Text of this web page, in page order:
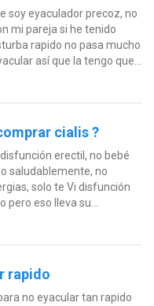
soy eyaculador precoz, no
mi pareja si he tenido
rapido no pasa mucho
así que la tengo que...
cialis ?
erectil, no bebé
saludablemente, no
solo te Vi disfunción
pero eso lleva su...
rapido
no eyacular tan rapido